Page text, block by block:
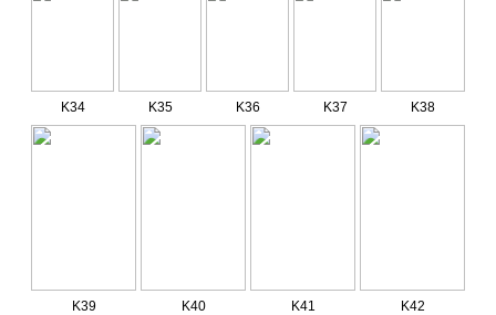
K34 K35 K36 K37 K38
K39 K40 K41 K42